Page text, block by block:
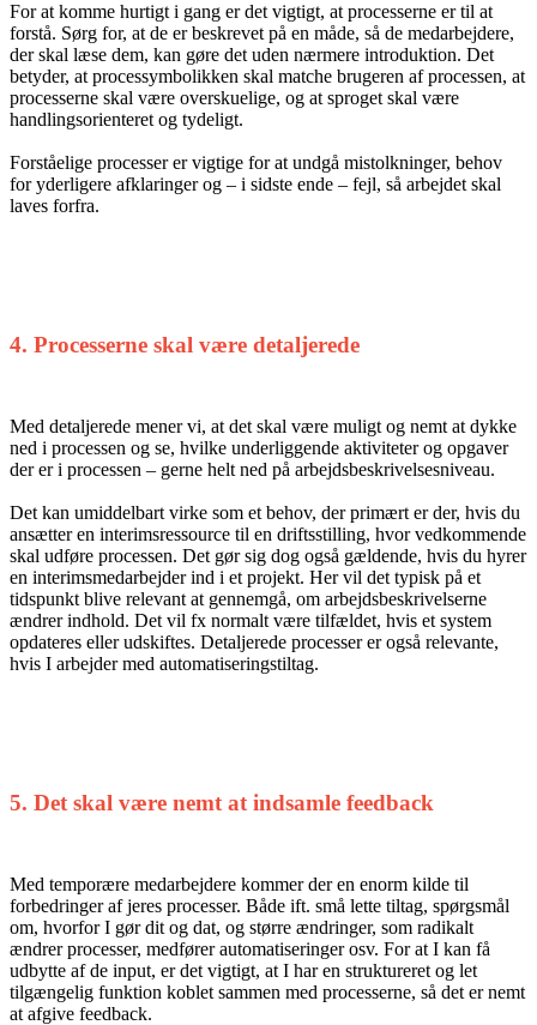
For at komme hurtigt i gang er det vigtigt, at processerne er til at
forstå. Sørg for, at de er beskrevet på en måde, så de med­arbejdere,
der skal læse dem, kan gøre det uden nærmere introduk­tion. Det
betyder, at processymbolikken skal matche brugeren af processen, at
processerne skal være overskuelige, og at sproget skal være
handlingsorienteret og tydeligt.
Forståelige processer er vigtige for at undgå mistolkninger, behov
for yderligere afklaringer og – i sidste ende – fejl, så arbejdet skal
laves forfra.
4. Processerne skal være detaljerede
Med detaljerede mener vi, at det skal være muligt og nemt at dykke
ned i processen og se, hvilke underliggende aktiviteter og opgaver
der er i processen – gerne helt ned på arbejdsbeskrivelsesniveau.
Det kan umiddelbart virke som et behov, der primært er der, hvis du
ansætter en interimsressource til en driftsstilling, hvor vedkommende
skal udføre processen. Det gør sig dog også gældende, hvis du hyrer
en interims­medarbejder ind i et projekt. Her vil det typisk på et
tidspunkt blive relevant at gennemgå, om arbejdsbeskrivelserne
ændrer indhold. Det vil fx normalt være tilfældet, hvis et system
opdateres eller udskiftes. Detaljerede processer er også relevante,
hvis I arbejder med automatiseringstiltag.
5. Det skal være nemt at indsamle feedback
Med temporære medarbejdere kommer der en enorm kilde til
forbedringer af jeres processer. Både ift. små lette tiltag, spørgsmål
om, hvorfor I gør dit og dat, og større ændringer, som radikalt
ændrer processer, medfører automatiseringer osv. For at I kan få
udbytte af de input, er det vigtigt, at I har en strukture­ret og let
tilgængelig funktion koblet sammen med processerne, så det er nemt
at afgive feedback.